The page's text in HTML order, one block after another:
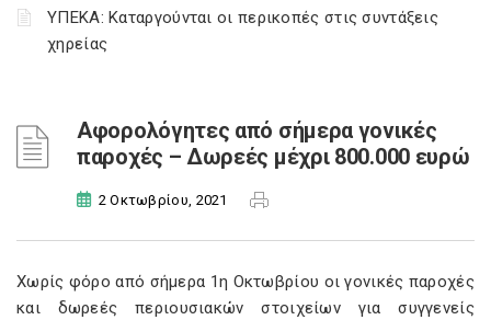
ΥΠΕΚΑ: Καταργούνται οι περικοπές στις συντάξεις
χηρείας
Αφορολόγητες από σήμερα γονικές
παροχές – Δωρεές μέχρι 800.000 ευρώ
2 Οκτωβρίου, 2021
Χωρίς φόρο από σήμερα 1η Οκτωβρίου οι γονικές παροχές
και δωρεές περιουσιακών στοιχείων για συγγενείς